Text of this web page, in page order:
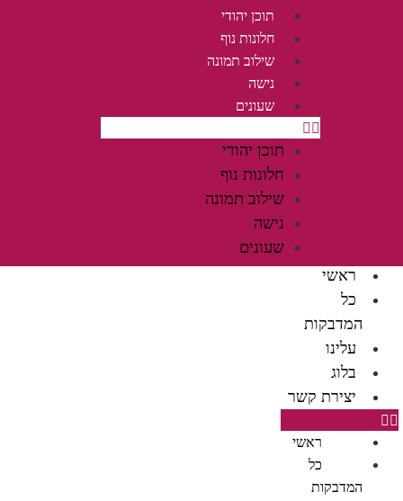
תוכן יהודי
חלונות נוף
שילוב תמונה
נישה
שעונים
תוכן יהודי
חלונות נוף
שילוב תמונה
נישה
שעונים
ראשי
כל
המדבקות
עלינו
בלוג
יצירת קשר
ראשי
כל
המדבקות